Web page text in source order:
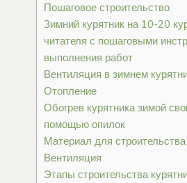
Пошаговое строительство
Зимний курятник на 10-20
читателя с пошаговыми
выполнения работ
Вентиляция в зимнем
Отопление
Обогрев курятника зимой
помощью опилок
Материал для строительства
Вентиляция
Этапы строительства